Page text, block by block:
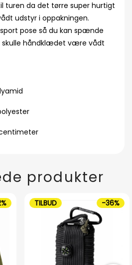
turen da det tørre super hurtigt
udstyr i oppakningen.
pose så du kan spænde
skulle håndklædet være vådt
produkter
TILBUD -36%